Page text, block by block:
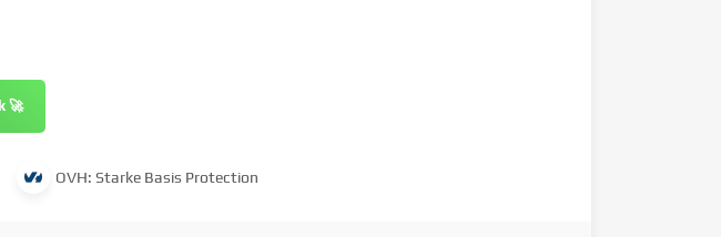
🚀
OVH: Starke Basis Protection